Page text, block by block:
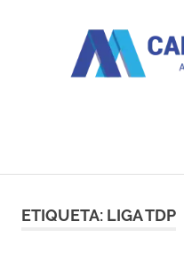
ETIQUETA: LIGA TDP